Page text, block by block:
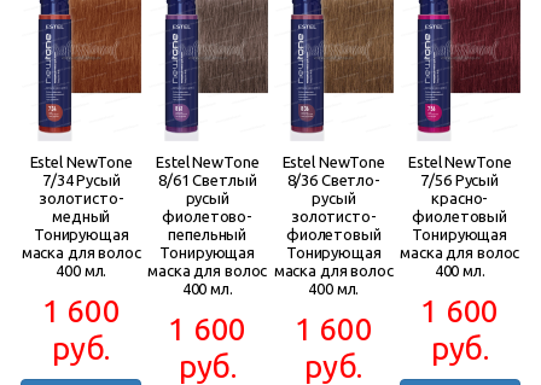
Estel NewTone
7/34 Русый
золотисто-
медный
Тонирующая
маска для волос
400 мл.
1 600
руб.
Estel NewTone
8/61 Светлый
русый
фиолетово-
пепельный
Тонирующая
маска для волос
400 мл.
1 600
руб.
Estel NewTone
8/36 Светло-
русый
золотисто-
фиолетовый
Тонирующая
маска для волос
400 мл.
1 600
руб.
Estel NewTone
7/56 Русый
красно-
фиолетовый
Тонирующая
маска для волос
400 мл.
1 600
руб.